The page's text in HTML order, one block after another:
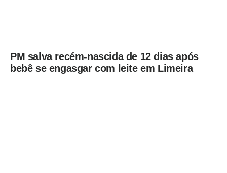
PM salva recém-nascida de 12 dias após
bebê se engasgar com leite em Limeira